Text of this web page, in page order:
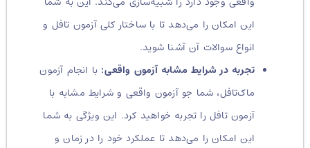
این امکان را می‌دهد تا با ساختار کلی آزمون تافل و
انواع سوالات آن آشنا شوید.
تجربه در شرایط مشابه آزمون واقعی:با انجام آزمون
ماک‌تافل، شما جو آزمون واقعی و شرایط مشابه با
آزمون تافل را تجربه خواهید کرد. این ویژگی به شما
این امکان را می‌دهد تا عملکرد خود را در زمان و